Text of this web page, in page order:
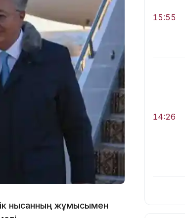
нысанның жұмысымен
15:55
14:26